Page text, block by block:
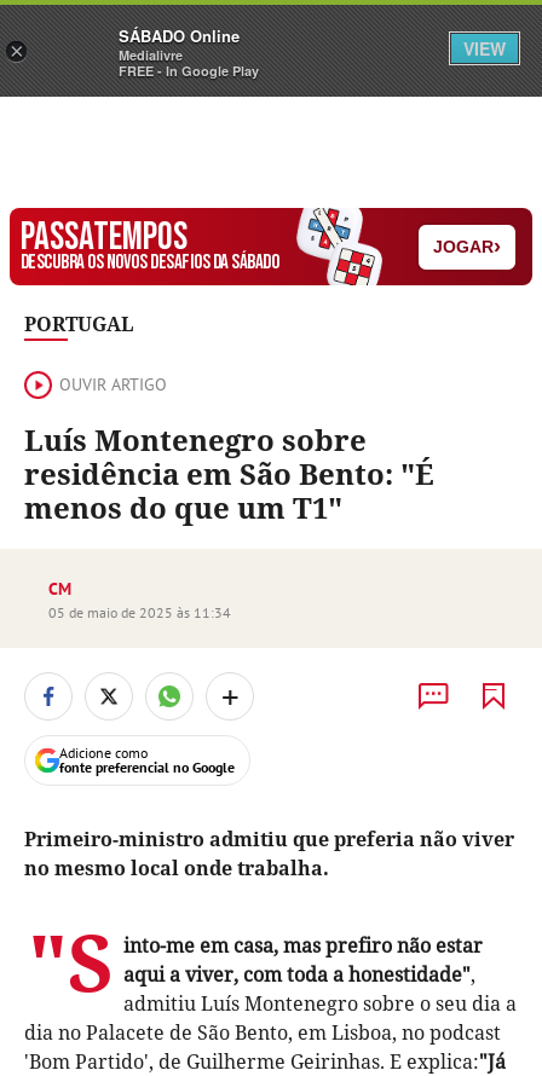
Sábado Assine Iniciar Sessão
PASSATEMPOS
DESCUBRA OS NOVOS DESAFIOS DA SÁBADO
JOGAR›
PORTUGAL
OUVIR ARTIGO
Luís Montenegro sobre
residência em São Bento: "É
menos do que um T1"
CM
05 de maio de 2025 às 11:34
+
Adicione como
fonte preferencial no Google
Primeiro-ministro admitiu que preferia não viver
no mesmo local onde trabalha.
"S into-me em casa, mas prefiro não estar
aqui a viver, com toda a honestidade",
admitiu Luís Montenegro sobre o seu dia a
dia no Palacete de São Bento, em Lisboa, no podcast
'Bom Partido', de Guilherme Geirinhas. E explica:"Já
×
SÁBADO Online
Medialivre
FREE - In Google Play
VIEW